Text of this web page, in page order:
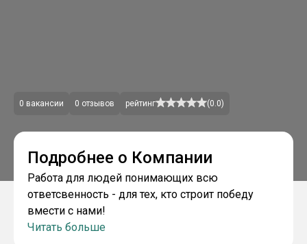
0 вакансии 0 отзывов рейтинг (0.0)
Подробнее о Компании
Работа для людей понимающих всю
ответсвенность - для тех, кто строит победу
вмести с нами!
Читать больше